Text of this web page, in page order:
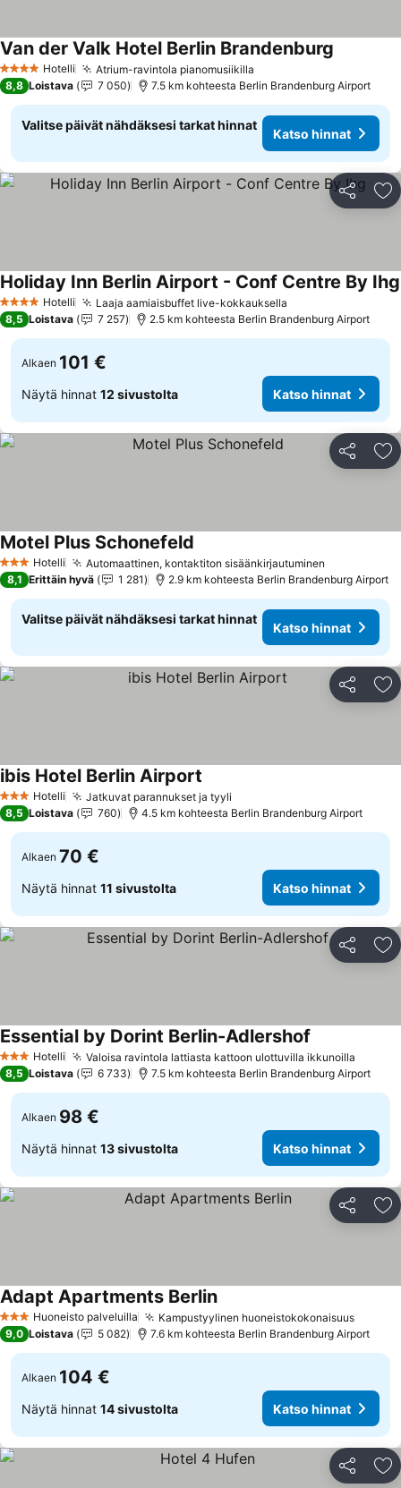
4 Tähtiluokitus
Hotelli Atrium-ravintola pianomusiikilla
Van der Valk Hotel Berlin Brandenburg
8,8 Loistava 7 050 7.5 km kohteesta Berlin Brandenburg Airport
Valitse päivät nähdäksesi tarkat hinnat
Katso hinnat
Jaa
4 Tähtiluokitus
Hotelli Laaja aamiaisbuffet live-kokkauksella
Holiday Inn Berlin Airport - Conf Centre By Ihg
8,5 Loistava 7 257 2.5 km kohteesta Berlin Brandenburg Airport
Alkaen 101 €
Näytä hinnat 12 sivustolta Katso hinnat
Jaa
3 Tähtiluokitus
Hotelli Automaattinen, kontaktiton sisäänkirjautuminen
Motel Plus Schonefeld
8,1 Erittäin hyvä 1 281 2.9 km kohteesta Berlin Brandenburg Airport
Valitse päivät nähdäksesi tarkat hinnat
Katso hinnat
Jaa
3 Tähtiluokitus
Hotelli Jatkuvat parannukset ja tyyli
ibis Hotel Berlin Airport
8,5 Loistava 760 4.5 km kohteesta Berlin Brandenburg Airport
Alkaen 70 €
Näytä hinnat 11 sivustolta Katso hinnat
Jaa
3 Tähtiluokitus
Hotelli Valoisa ravintola lattiasta kattoon ulottuvilla ikkunoilla
Essential by Dorint Berlin-Adlershof
8,5 Loistava 6 733 7.5 km kohteesta Berlin Brandenburg Airport
Alkaen 98 €
Näytä hinnat 13 sivustolta Katso hinnat
Jaa
3 Tähtiluokitus
Huoneisto palveluilla Kampustyylinen huoneistokokonaisuusKatso
Adapt Apartments BerlinKatso hinnat
9,0 Loistava 5 082 7.6 km kohteesta Berlin Brandenburg Airport
Alkaen 104 €
Näytä hinnat 14 sivustolta Katso hinnat
Jaa